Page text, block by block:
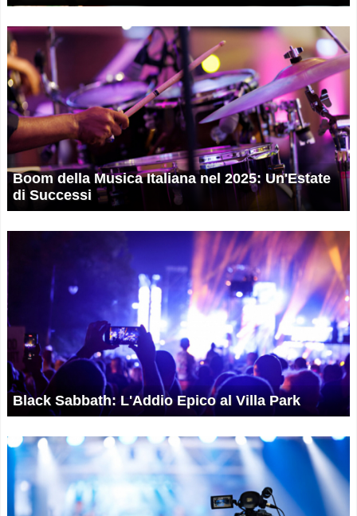
Boom della Musica Italiana nel 2025: Un'Estate
di Successi
Black Sabbath: L'Addio Epico al Villa Park